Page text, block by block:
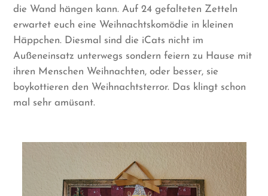
die Wand hängen kann. Auf 24 gefalteten Zetteln
erwartet euch eine Weihnachtskomödie in kleinen
Häppchen. Diesmal sind die iCats nicht im
Außeneinsatz unterwegs sondern feiern zu Hause mit
ihren Menschen Weihnachten, oder besser, sie
boykottieren den Weihnachtsterror. Das klingt schon
mal sehr amüsant.